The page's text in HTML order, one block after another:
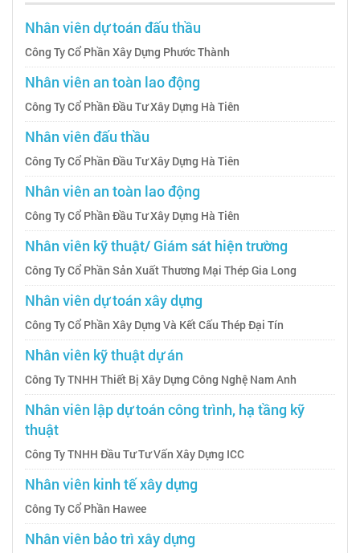
Nhân viên dự toán đấu thầu
Công Ty Cổ Phần Xây Dựng Phước Thành
Nhân viên an toàn lao động
Công Ty Cổ Phần Đầu Tư Xây Dựng Hà Tiên
Nhân viên đấu thầu
Công Ty Cổ Phần Đầu Tư Xây Dựng Hà Tiên
Nhân viên an toàn lao động
Công Ty Cổ Phần Đầu Tư Xây Dựng Hà Tiên
Nhân viên kỹ thuật/ Giám sát hiện trường
Công Ty Cổ Phần Sản Xuất Thương Mại Thép Gia Long
Nhân viên dự toán xây dựng
Công Ty Cổ Phần Xây Dựng Và Kết Cấu Thép Đại Tín
Nhân viên kỹ thuật dự án
Công Ty TNHH Thiết Bị Xây Dựng Công Nghệ Nam Anh
Nhân viên lập dự toán công trình, hạ tầng kỹ
thuật
Công Ty TNHH Đầu Tư Tư Vấn Xây Dựng ICC
Nhân viên kinh tế xây dựng
Công Ty Cổ Phần Hawee
Nhân viên bảo trì xây dựng